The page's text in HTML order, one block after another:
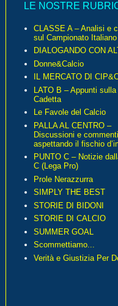
LE NOSTRE
CLASSE A – Analisi e
sul Campionato Italiano
DIALOGANDO CON
Donne&Calcio
IL MERCATO DI
LATO B – Appunti
Cadetta
Le Favole del Calcio
PALLA AL CENTRO –
Discussioni e commenti
aspettando il fischio
PUNTO C – Notizie
C (Lega Pro)
Prole Nerazzurra
SIMPLY THE BEST
STORIE DI BIDONI
STORIE DI CALCIO
SUMMER GOAL
Scommettiamo...
Verità e Giustizia Per